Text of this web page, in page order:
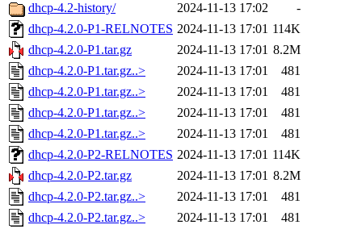
dhcp-4.2-history/
2024-11-13 17:02
-
dhcp-4.2.0-P1-RELNOTES 2024-11-13 17:01 114K
dhcp-4.2.0-P1.tar.gz
2024-11-13 17:01 8.2M
dhcp-4.2.0-P1.tar.gz..>
2024-11-13 17:01
481
dhcp-4.2.0-P1.tar.gz..>
2024-11-13 17:01
481
dhcp-4.2.0-P1.tar.gz..>
2024-11-13 17:01
481
dhcp-4.2.0-P1.tar.gz..>
2024-11-13 17:01
481
dhcp-4.2.0-P2-RELNOTES 2024-11-13 17:01 114K
dhcp-4.2.0-P2.tar.gz
2024-11-13 17:01 8.2M
dhcp-4.2.0-P2.tar.gz..>
2024-11-13 17:01
481
dhcp-4.2.0-P2.tar.gz..>
2024-11-13 17:01
481